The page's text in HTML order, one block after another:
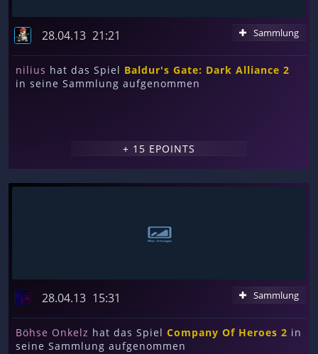
Sammlung
28.04.13 21:21
nilius hat das Spiel Baldur's Gate: Dark Alliance 2
in seine Sammlung aufgenommen
+ 15 EPOINTS
Sammlung
28.04.13 15:31
Böhse Onkelz hat das Spiel Company Of Heroes 2 in
seine Sammlung aufgenommen